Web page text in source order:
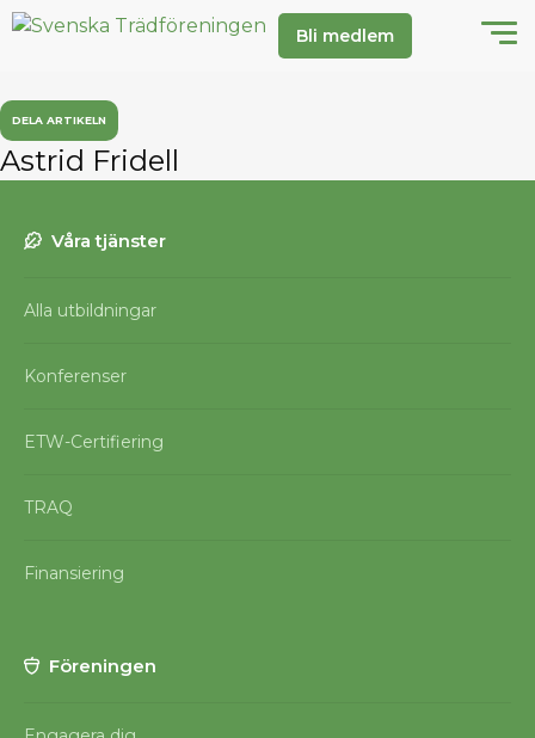
Bli medlem
DELA ARTIKELN
Astrid Fridell
Våra tjänster
Alla utbildningar
Konferenser
ETW-Certifiering
TRAQ
Finansiering
Föreningen